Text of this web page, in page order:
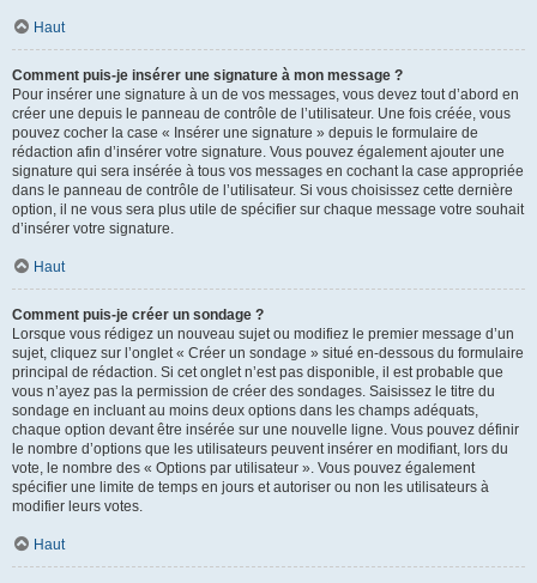
Haut
Comment puis-je insérer une signature à mon message ?
Pour insérer une signature à un de vos messages, vous devez tout d’abord en
créer une depuis le panneau de contrôle de l’utilisateur. Une fois créée, vous
pouvez cocher la case « Insérer une signature » depuis le formulaire de
rédaction afin d’insérer votre signature. Vous pouvez également ajouter une
signature qui sera insérée à tous vos messages en cochant la case appropriée
dans le panneau de contrôle de l’utilisateur. Si vous choisissez cette dernière
option, il ne vous sera plus utile de spécifier sur chaque message votre souhait
d’insérer votre signature.
Haut
Comment puis-je créer un sondage ?
Lorsque vous rédigez un nouveau sujet ou modifiez le premier message d’un
sujet, cliquez sur l’onglet « Créer un sondage » situé en-dessous du formulaire
principal de rédaction. Si cet onglet n’est pas disponible, il est probable que
vous n’ayez pas la permission de créer des sondages. Saisissez le titre du
sondage en incluant au moins deux options dans les champs adéquats,
chaque option devant être insérée sur une nouvelle ligne. Vous pouvez définir
le nombre d’options que les utilisateurs peuvent insérer en modifiant, lors du
vote, le nombre des « Options par utilisateur ». Vous pouvez également
spécifier une limite de temps en jours et autoriser ou non les utilisateurs à
modifier leurs votes.
Haut